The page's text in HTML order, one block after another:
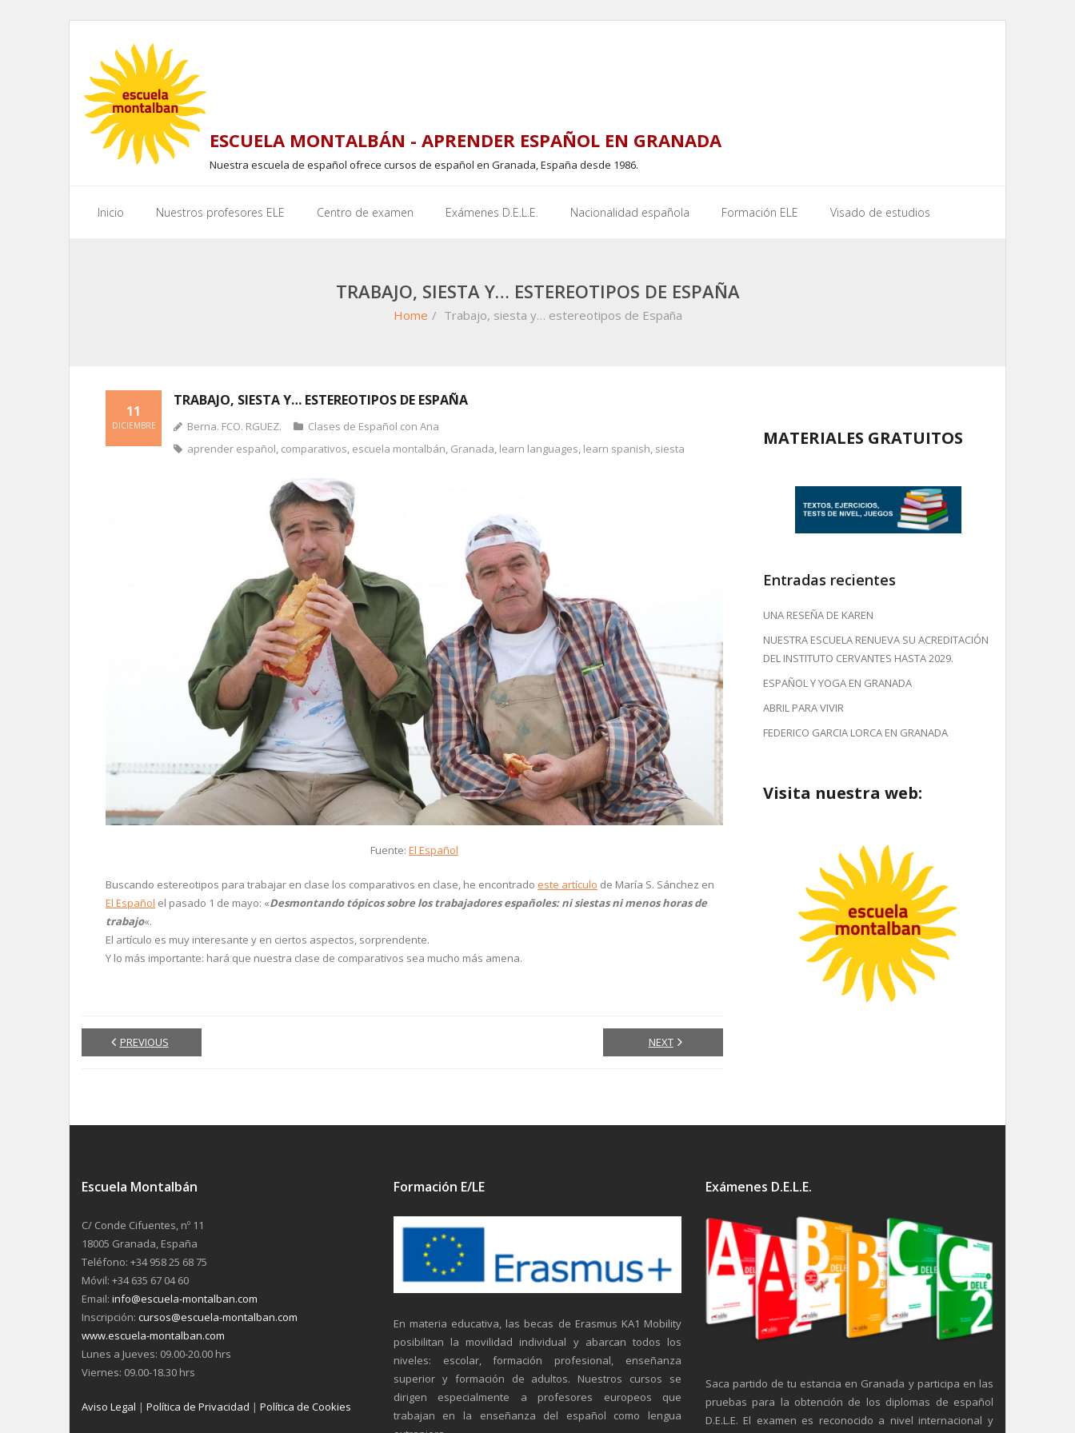
content
ESCUELA MONTALBÁN - APRENDER ESPAÑOL EN GRANADA
Nuestra escuela de español ofrece cursos de español en Granada, España desde 1986.
Inicio Nuestros profesores ELE Centro de examen Exámenes D.E.L.E. Nacionalidad española Formación ELE Visado de estudios
TRABAJO, SIESTA Y… ESTEREOTIPOS DE ESPAÑA
Home / Trabajo, siesta y… estereotipos de España
TRABAJO, SIESTA Y… ESTEREOTIPOS DE ESPAÑA
11
DICIEMBRE Berna. FCO. RGUEZ.
Clases de Español con Ana
aprender español, comparativos, escuela montalbán, Granada, learn languages, learn spanish, siesta
Fuente:El Español
Buscando estereotipos para trabajar en clase los comparativos en clase, he encontrado este artículo de María S. Sánchez en
El Español el pasado 1 de mayo: «Desmontando tópicos sobre los trabajadores españoles: ni siestas ni menos horas de
trabajo«.
El artículo es muy interesante y en ciertos aspectos, sorprendente.
Y lo más importante: hará que nuestra clase de comparativos sea mucho más amena.
PREVIOUS NEXT
MATERIALES GRATUITOS
Entradas recientes
UNA RESEÑA DE KAREN
NUESTRA ESCUELA RENUEVA SU ACREDITACIÓN
DEL INSTITUTO CERVANTES HASTA 2029.
ESPAÑOL Y YOGA EN GRANADA
ABRIL PARA VIVIR
FEDERICO GARCIA LORCA EN GRANADA
Visita nuestra web:
Escuela Montalbán
C/ Conde Cifuentes, nº 11
18005 Granada, España
Teléfono: +34 958 25 68 75
Móvil: +34 635 67 04 60
Email: info@escuela-montalban.com
Inscripción: cursos@escuela-montalban.com
www.escuela-montalban.com
Lunes a Jueves: 09.00-20.00 hrs
Viernes: 09.00-18.30 hrs
Aviso Legal | Política de Privacidad | Política de Cookies
Formación E/LE
En materia educativa, las becas de Erasmus KA1 Mobility
posibilitan la movilidad individual y abarcan todos los
niveles: escolar, formación profesional, enseñanza
superior y formación de adultos. Nuestros cursos se
dirigen especialmente a profesores europeos que
trabajan en la enseñanza del español como lengua
Exámenes D.E.L.E.
Saca partido de tu estancia en Granada y participa en las
pruebas para la obtención de los diplomas de español
D.E.L.E. El examen es reconocido a nivel internacional y